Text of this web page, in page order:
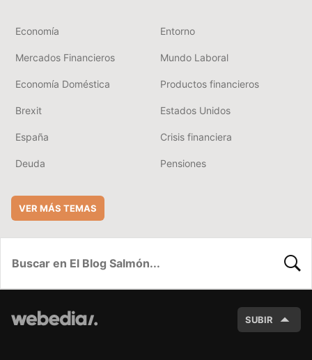
Economía Entorno
Mercados Financieros Mundo Laboral
Economía Doméstica Productos financieros
Brexit Estados Unidos
España Crisis financiera
Deuda Pensiones
VER MÁS TEMAS
SUBIR